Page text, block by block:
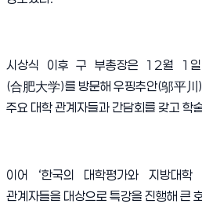
시상식 이후 구 부총장은 12월 1일
(合肥大学)를 방문해 우핑추안(邬平川
주요 대학 관계자들과 간담회를 갖고 학
이어 ‘한국의 대학평가와 지방대
관계자들을 대상으로 특강을 진행해 큰